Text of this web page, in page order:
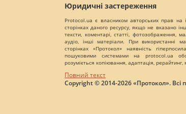
Юридичні застереження
Protocol.ua є власником авторських прав
сторінках даного ресурсу, якщо не вказано
тексти, коментарі, статті, фотозображення,
аудіо, інші матеріали. При використанні
сторінках «Протокол» наявність
пошуковими системами на protocol.ua
розуміється копіювання, адаптація,
Повний текст
Copyright © 2014-2026 «Протокол». Всі